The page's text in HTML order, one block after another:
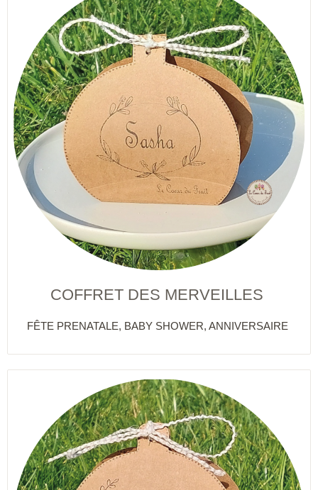
COFFRET DES MERVEILLES
FÊTE PRENATALE, BABY SHOWER, ANNIVERSAIRE